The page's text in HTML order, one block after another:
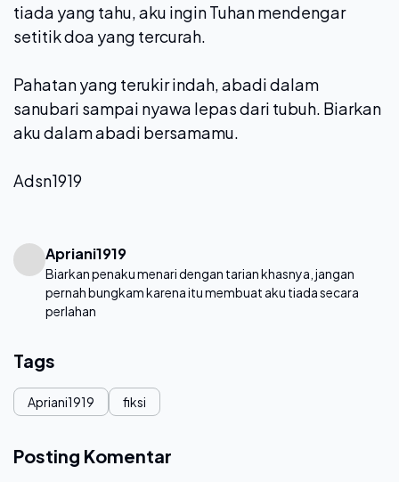
tiada yang tahu, aku ingin Tuhan mendengar
setitik doa yang tercurah.
Pahatan yang terukir indah, abadi dalam
sanubari sampai nyawa lepas dari tubuh. Biarkan
aku dalam abadi bersamamu.
Adsn1919
Apriani1919
Biarkan penaku menari dengan tarian khasnya, jangan
pernah bungkam karena itu membuat aku tiada secara
perlahan
Tags
Apriani1919 fiksi
Posting Komentar